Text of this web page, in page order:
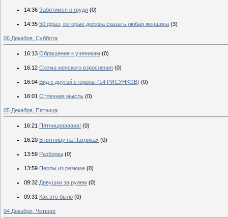
14:36 Заботимся о груди (0)
14:35 50 фраз, которые должна сказать любая женщина (3)
06 Декабря, Суббота
16:13 Обращение к ученикам (0)
16:12 Схема женского взросления (0)
16:04 Вид с другой стороны (14 РИСУНКОВ) (0)
16:01 Oтличная мысль (0)
05 Декабря, Пятница
16:21 Пятницааааааа! (0)
16:20 В пятницу на Патриках (0)
13:59 Разборка (0)
13:59 Перлы из резюме (0)
09:32 Девушки за рулем (0)
09:31 Как это было (0)
04 Декабря, Четверг